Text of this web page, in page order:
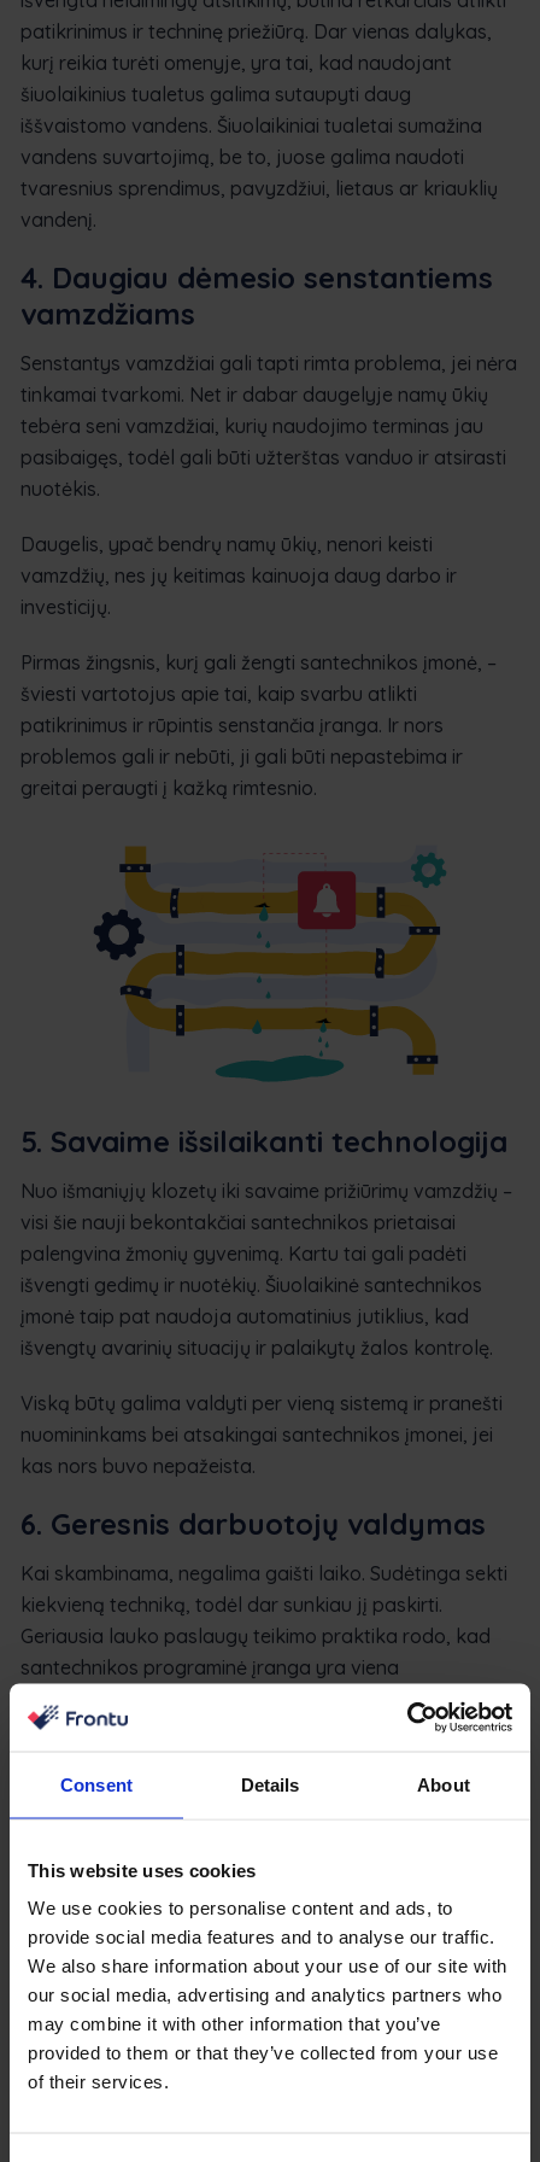
Consent Details About
This website uses cookies
We use cookies to personalise content and ads, to
provide social media features and to analyse our traffic.
We also share information about your use of our site with
our social media, advertising and analytics partners who
may combine it with other information that you’ve
provided to them or that they’ve collected from your use
of their services.
patikrinimus ir techninę priežiūrą. Dar vienas dalykas,
kurį reikia turėti omenyje, yra tai, kad naudojant
šiuolaikinius tualetus galima sutaupyti daug
iššvaistomo vandens. Šiuolaikiniai tualetai sumažina
vandens suvartojimą, be to, juose galima naudoti
tvaresnius sprendimus, pavyzdžiui, lietaus ar kriauklių
vandenį.
4. Daugiau dėmesio senstantiems
vamzdžiams
Senstantys vamzdžiai gali tapti rimta problema, jei nėra
tinkamai tvarkomi. Net ir dabar daugelyje namų ūkių
tebėra seni vamzdžiai, kurių naudojimo terminas jau
pasibaigęs, todėl gali būti užterštas vanduo ir atsirasti
nuotėkis.
Daugelis, ypač bendrų namų ūkių, nenori keisti
vamzdžių, nes jų keitimas kainuoja daug darbo ir
investicijų.
Pirmas žingsnis, kurį gali žengti santechnikos įmonė, –
šviesti vartotojus apie tai, kaip svarbu atlikti
patikrinimus ir rūpintis senstančia įranga. Ir nors
problemos gali ir nebūti, ji gali būti nepastebima ir
greitai peraugti į kažką rimtesnio.
5. Savaime išsilaikanti technologija
Nuo išmaniųjų klozetų iki savaime prižiūrimų vamzdžių –
visi šie nauji bekontakčiai santechnikos prietaisai
palengvina žmonių gyvenimą. Kartu tai gali padėti
išvengti gedimų ir nuotėkių. Šiuolaikinė santechnikos
įmonė taip pat naudoja automatinius jutiklius, kad
išvengtų avarinių situacijų ir palaikytų žalos kontrolę.
Viską būtų galima valdyti per vieną sistemą ir pranešti
nuomininkams bei atsakingai santechnikos įmonei, jei
kas nors buvo nepažeista.
6. Geresnis darbuotojų valdymas
Kai skambinama, negalima gaišti laiko. Sudėtinga sekti
kiekvieną techniką, todėl dar sunkiau jį paskirti.
Geriausia lauko paslaugų teikimo praktika rodo, kad
santechnikos programinė įranga yra viena
veiksmingiausių priemonių, padedančių padidinti
darbuotojų našumą ir efektyvumą.
Debesija pagrįstas sprendimas gali padėti jūsų įmonei
sudaryti darbuotojų grafikus, sekti užduočių
pirmiau išvardytos tendencijos ir patarimai yra labai
svarbūs įmonės augimui, juos pasiekti bus sudėtinga, jei
komandos valdymas bus silpnas.
7. Prognozuojamoji techninė
priežiūra
Prognozuojamoji techninė priežiūra grindžiama daiktų